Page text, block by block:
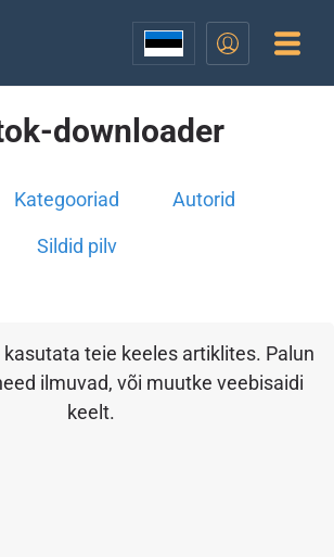
downloader
Kategooriad Autorid
Sildid pilv